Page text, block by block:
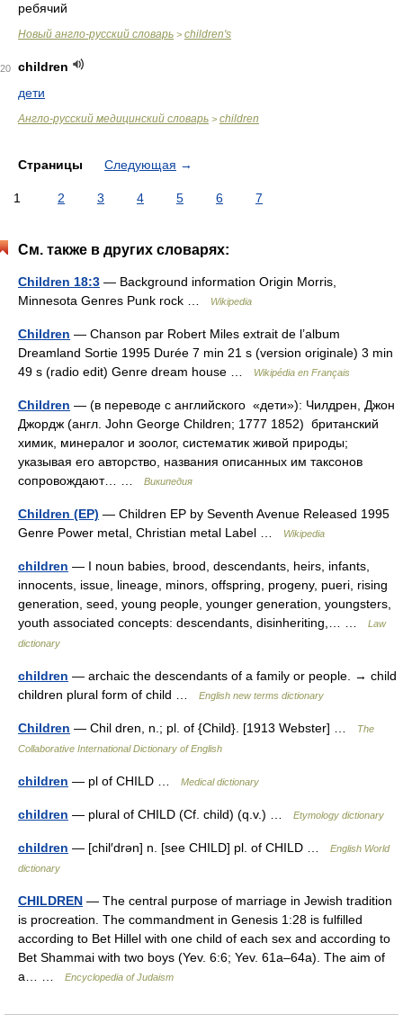
ребячий
Новый англо-русский словарь > children's
20
children
дети
Англо-русский медицинский словарь > children
Страницы Следующая →
1 2 3 4 5 6 7
См. также в других словарях:
Children 18:3 — Background information Origin Morris,
Minnesota Genres Punk rock …
Wikipedia
Children — Chanson par Robert Miles extrait de l’album
Dreamland Sortie 1995 Durée 7 min 21 s (version originale) 3 min
49 s (radio edit) Genre dream house …
Wikipédia en Français
Children — (в переводе с английского «дети»): Чилдрен, Джон
Джордж (англ. John George Children; 1777 1852) британский
химик, минералог и зоолог, систематик живой природы;
указывая его авторство, названия описанных им таксонов
сопровождают… …
Википедия
Children (EP) — Children EP by Seventh Avenue Released 1995
Genre Power metal, Christian metal Label …
Wikipedia
children — I noun babies, brood, descendants, heirs, infants,
innocents, issue, lineage, minors, offspring, progeny, pueri, rising
generation, seed, young people, younger generation, youngsters,
youth associated concepts: descendants, disinheriting,… …
Law
dictionary
children — archaic the descendants of a family or people. → child
children plural form of child …
English new terms dictionary
Children — Chil dren, n.; pl. of {Child}. [1913 Webster] …
The
Collaborative International Dictionary of English
children — pl of CHILD … Medical dictionary
children — plural of CHILD (Cf. child) (q.v.) … Etymology dictionary
children — [chil′drən] n. [see CHILD] pl. of CHILD …
English World
dictionary
CHILDREN — The central purpose of marriage in Jewish tradition
is procreation. The commandment in Genesis 1:28 is fulfilled
according to Bet Hillel with one child of each sex and according to
Bet Shammai with two boys (Yev. 6:6; Yev. 61a–64a). The aim of
a… …
Encyclopedia of Judaism